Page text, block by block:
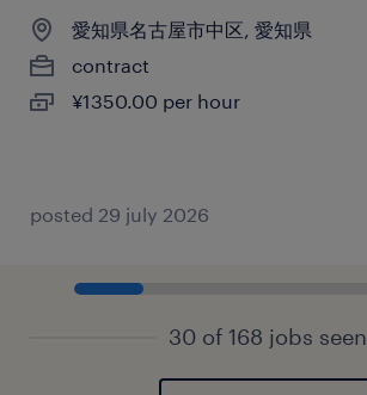
愛知県名古屋市中区, 愛知県
contract
¥1350.00 per hour
posted 29 july 2026
30 of 168 jobs seen